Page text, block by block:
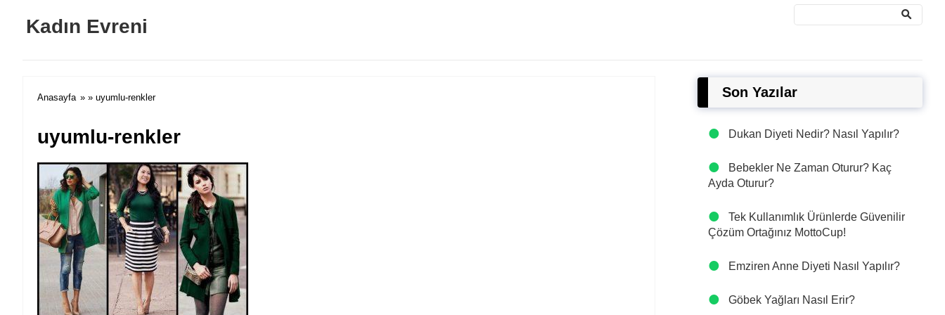
Kadın Evreni
Anasayfa » » uyumlu-renkler
uyumlu-renkler
Son Yazılar
Dukan Diyeti Nedir? Nasıl Yapılır?
Bebekler Ne Zaman Oturur? Kaç
Ayda Oturur?
Tek Kullanımlık Ürünlerde Güvenilir
Çözüm Ortağınız MottoCup!
Emziren Anne Diyeti Nasıl Yapılır?
Göbek Yağları Nasıl Erir?